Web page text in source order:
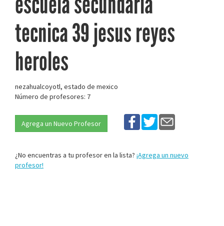
tecnica 39 jesus reyes
heroles
nezahualcoyotl, estado de mexico
Número de profesores: 7
Agrega un Nuevo Profesor
¿No encuentras a tu profesor en la lista? ¡Agrega un nuevo
profesor!